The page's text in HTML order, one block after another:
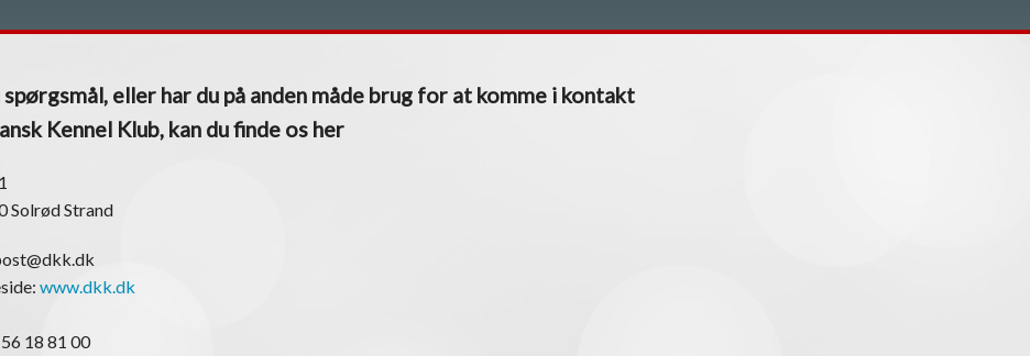
spørgsmål, eller har du på anden måde brug for at komme i kontakt
Kennel Klub, kan du finde os her
Solrød Strand
www.dkk.dk
18 81 00